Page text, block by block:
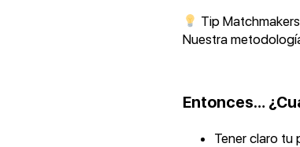
Tip
Nuestra
Entonces…
Tener claro tu